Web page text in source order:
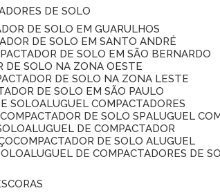
DE SOLO
DE SOLO EM GUARULHOS
DE SOLO EM SANTO ANDRÉ
DE SOLO EM SÃO BERNARDO
DE SOLO NA ZONA OESTE
DE SOLO NA ZONA LESTE
DE SOLO EM SÃO PAULO
SOLO ALUGUEL COMPACTADORES
COMPACTADOR DE SOLO SP ALUGUEL
ALUGUEL DE COMPACTADOR
COMPACTADOR DE SOLO ALUGUEL
ALUGUEL DE COMPACTADORES DE